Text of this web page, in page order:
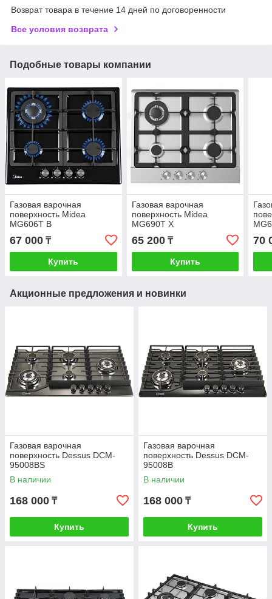
Возврат товара в течение 14 дней по договоренности
Все условия возврата
Подобные товары компании
Газовая варочная
поверхность Midea
MG606T B
67 000 ₸
Купить
Газовая варочная
поверхность Midea
MG690T X
65 200₸
Купить
70
Акционные предложения и новинки
Газовая варочная
поверхность Dessus DCM-
95008BS
В наличии
168 000 ₸
Купить
Газовая варочная
поверхность Dessus DCM-
95008B
В наличии
168 000 ₸
Купить